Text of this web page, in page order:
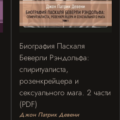
Биография Паскаля
Беверли Рэндольфа:
спиритуалиста,
розенкрейцера и
сексуального мага. 2 части
(PDF)
Джон Патрик Девени